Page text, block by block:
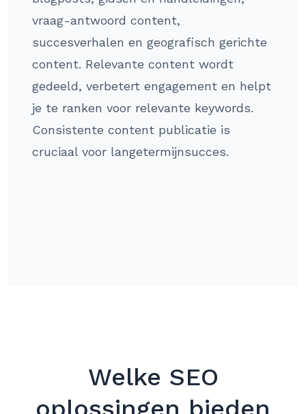
vraag-antwoord content,
succesverhalen en geografisch gerichte
content. Relevante content wordt
gedeeld, verbetert engagement en helpt
je te ranken voor relevante keywords.
Consistente content publicatie is
cruciaal voor langetermijnsucces.
Welke SEO